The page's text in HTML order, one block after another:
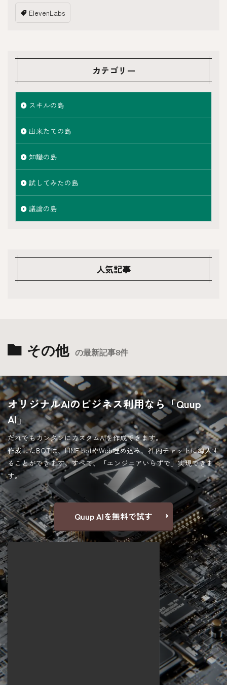
ElevenLabs
カテゴリー
スキルの島
出来たての島
知識の島
試してみたの島
議論の島
人気記事
その他 の最新記事8件
オリジナルAIのビジネス利用なら「Quup
AI」
だれでもカンタンにカスタムAIを作成できます。
作成したBOTは、LINE botやWeb埋め込み、社内チャットに導入す
ることができます。すべて、「エンジニアいらずで」実現できま
す。
Quup AIを無料で試す